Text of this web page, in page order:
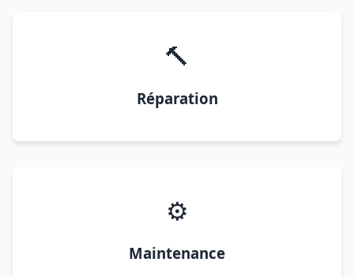
🔨
Réparation
⚙️
Maintenance